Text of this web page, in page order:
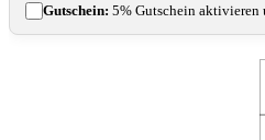
Gutschein: 5% Gutschein aktivieren